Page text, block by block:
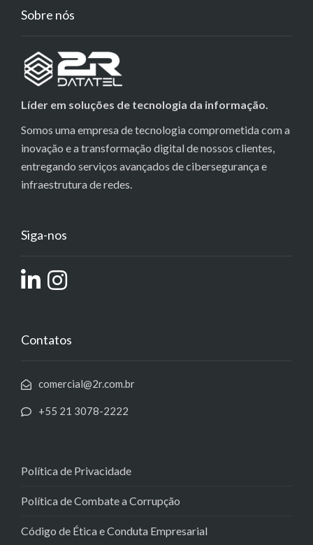
Sobre nós
Líder em soluções de tecnologia da informação.
Somos uma empresa de tecnologia comprometida com a
inovação e a transformação digital de nossos clientes,
entregando serviços avançados de cibersegurança e
infraestrutura de redes.
Siga-nos
Contatos
comercial@2r.com.br
+55 21 3078-2222
Política de Privacidade
Política de Combate a Corrupção
Código de Ética e Conduta Empresarial